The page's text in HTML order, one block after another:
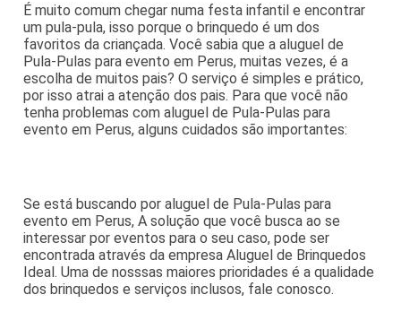
É muito comum chegar numa festa infantil e encontrar
um pula-pula, isso porque o brinquedo é um dos
favoritos da criançada. Você sabia que a aluguel de
Pula-Pulas para evento em Perus, muitas vezes, é a
escolha de muitos pais? O serviço é simples e prático,
por isso atrai a atenção dos pais. Para que você não
tenha problemas com aluguel de Pula-Pulas para
evento em Perus, alguns cuidados são importantes:
Se está buscando por aluguel de Pula-Pulas para
evento em Perus, A solução que você busca ao se
interessar por eventos para o seu caso, pode ser
encontrada através da empresa Aluguel de Brinquedos
Ideal. Uma de nosssas maiores prioridades é a qualidade
dos brinquedos e serviços inclusos, fale conosco.